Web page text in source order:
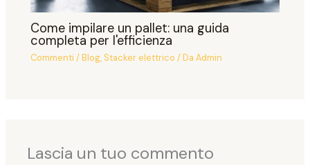
Come impilare un pallet: una guida
completa per l'efficienza
Commenti /Blog, Stacker elettrico / DaAdmin
Lascia un tuo commento